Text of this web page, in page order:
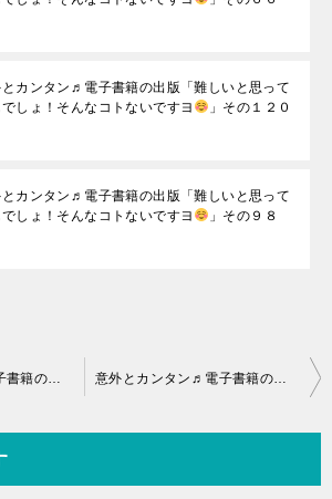
カンタン♬電子書籍の出版「難しいと思って
しょ！そんなコトないですヨ
」その１２０
カンタン♬電子書籍の出版「難しいと思って
しょ！そんなコトないですヨ
」その９８